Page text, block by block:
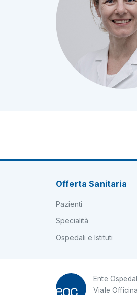
Offerta Sanitaria
Pazienti
Specialità
Ospedali e Istituti
Ente
Viale